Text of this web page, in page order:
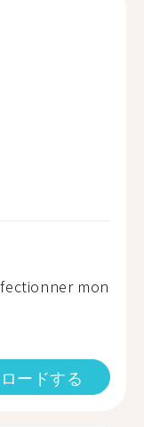
mon
ードする